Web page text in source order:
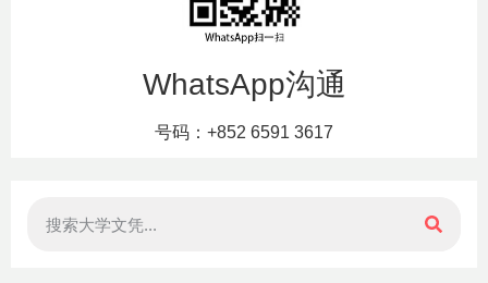
WhatsApp沟通
号码：+852 6591 3617